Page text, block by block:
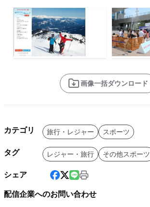
画像一括ダウンロード
カテゴリ 旅行・レジャー スポーツ
タグ レジャー・旅行 その他スポーツ
シェア
配信企業へのお問い合わせ